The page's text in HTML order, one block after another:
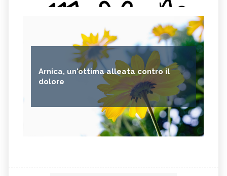
Arnica, un'ottima alleata contro il
dolore